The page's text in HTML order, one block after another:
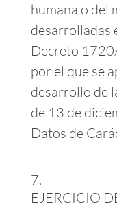
humana o del
desarrolladas
Decreto
por el que se
desarrollo de
de 13 de
Datos de
EJERCICIO